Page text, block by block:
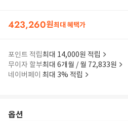
423,260원최대 혜택가
포인트 적립최대 14,000원 적립
무이자 할부최대 6개월 / 월 72,833원
네이버페이 최대 3% 적립
옵션